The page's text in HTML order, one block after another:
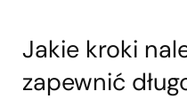
Jakie kroki
zapewnić